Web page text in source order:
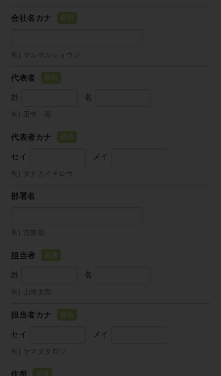
会社名カナ
例) マルマルショウジ
代表者
姓 名
例) 田中一郎
代表者カナ
セイ メイ
例) タナカイチロウ
部署名
例) 営業部
担当者
姓 名
例) 山田太郎
担当者カナ
セイ メイ
例) ヤマダタロウ
住所